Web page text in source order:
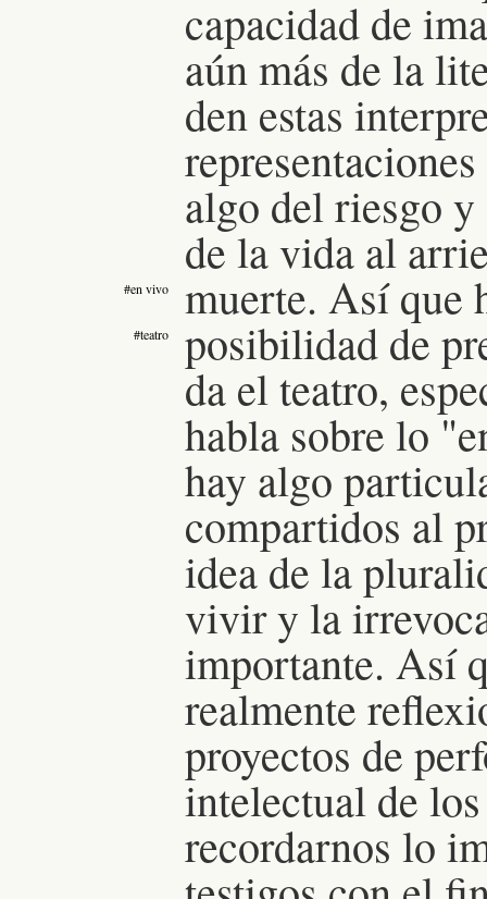
capacidad de
aún más de la
den estas
algo del riesgo
de la vida al
muerte.
#en vivo
#teatro
Así que
posibilidad de
da el teatro,
habla sobre lo
hay algo
compartidos al
idea de la
vivir y la
importante. Así
realmente
proyectos de
intelectual de
recordarnos lo